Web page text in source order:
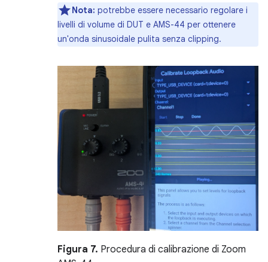
Nota: potrebbe essere necessario regolare i
livelli di volume di DUT e AMS-44 per ottenere
un'onda sinusoidale pulita senza clipping.
Figura 7. Procedura di calibrazione di Zoom